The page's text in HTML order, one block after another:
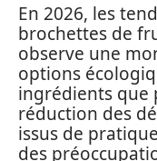
En 2026, les
brochettes de
observe une
options
ingrédients que
réduction des
issus de
des